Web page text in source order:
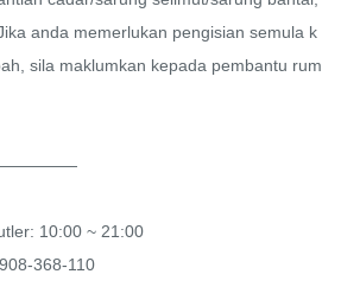
anda memerlukan pengisian semula k
sila maklumkan kepada pembantu rum
10:00 ~ 21:00
368-110